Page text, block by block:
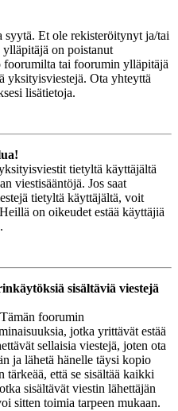
syytä. Et ole rekisteröitynyt ja/tai
on poistanut
tai foorumin ylläpitäjä
yksityisviestejä. Ota yhteyttä
lisätietoja.
tietyltä käyttäjältä
viestisääntöjä. Jos saat
tietyltä käyttäjältä, voit
on oikeudet estää käyttäjiä
sisältäviä viestejä
foorumin
jotka yrittävät estää
sellaisia viestejä, joten ota
ja lähetä hänelle täysi kopio
tärkeää, että se sisältää kaikki
sisältävät viestin lähettäjän
sitten toimia tarpeen mukaan.